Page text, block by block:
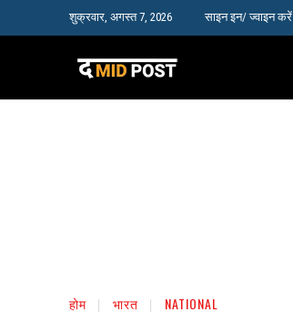
शुक्रवार, अगस्त 7, 2026 साइन इन/ ज्वाइन करें
होम भारत NATIONAL